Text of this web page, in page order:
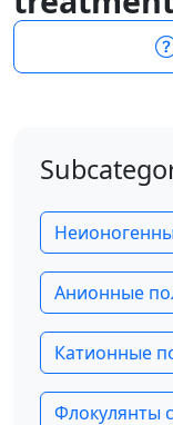
Анионные
Катионные
Флокулянты